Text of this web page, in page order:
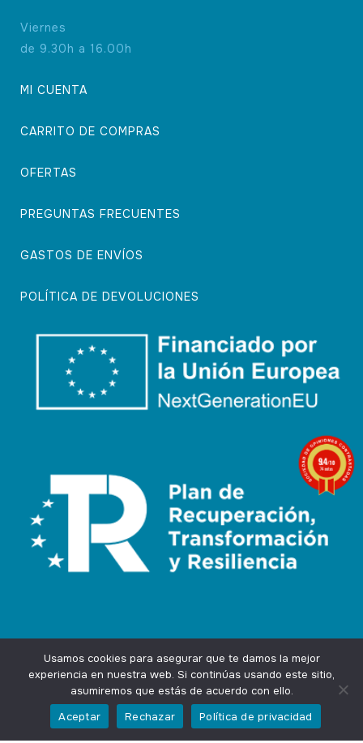
Viernes
de 9.30h a 16.00h
MI CUENTA
CARRITO DE COMPRAS
OFERTAS
PREGUNTAS FRECUENTES
GASTOS DE ENVÍOS
POLÍTICA DE DEVOLUCIONES
Design byAgencia Marketing OnlineIngenium.Marketing
Privacidad
Usamos cookies para asegurar que te damos la mejor
experiencia en nuestra web. Si continúas usando este sitio,
asumiremos que estás de acuerdo con ello.
Aceptar
Rechazar Política de privacidad
9.4/10
74 notas